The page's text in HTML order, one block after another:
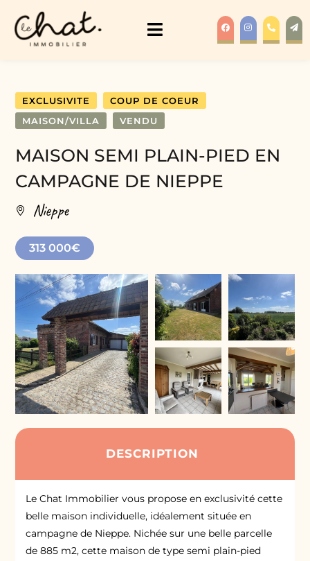
EXCLUSIVITE
COUP DE COEUR
MAISON/VILLA
VENDU
MAISON SEMI PLAIN-PIED EN
CAMPAGNE DE NIEPPE
Nieppe
313 000€
DESCRIPTION
Le Chat Immobilier vous propose en exclusivité cette
belle maison individuelle, idéalement située en
campagne de Nieppe. Nichée sur une belle parcelle
de 885 m2, cette maison de type semi plain-pied